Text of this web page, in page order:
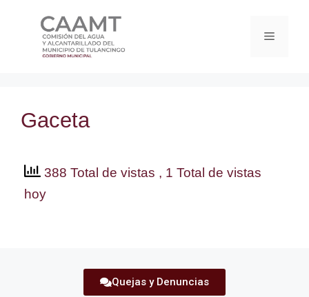
Gaceta
388 Total de vistas , 1 Total de vistas
hoy
Quejas y Denuncias